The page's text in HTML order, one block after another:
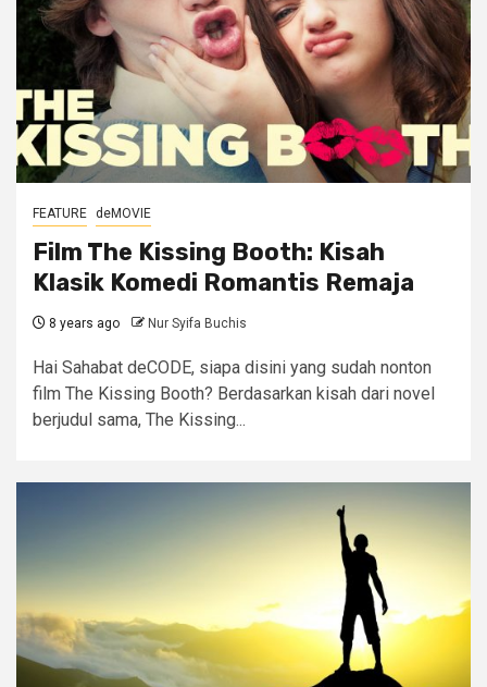
FEATURE deMOVIE
Film The Kissing Booth: Kisah
Klasik Komedi Romantis Remaja
8 years ago Nur Syifa Buchis
Hai Sahabat deCODE, siapa disini yang sudah nonton
film The Kissing Booth? Berdasarkan kisah dari novel
berjudul sama, The Kissing...